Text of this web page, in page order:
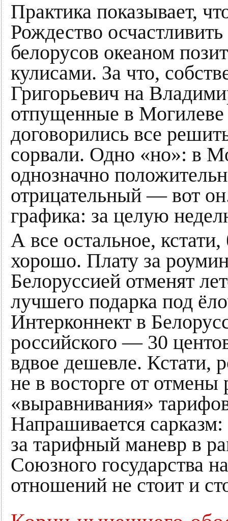
Практика показывает,
Рождество
белорусов океаном
кулисами. За что,
Григорьевич на
отпущенные в
договорились все
сорвали. Одно «но»: в
однозначно
отрицательный — вот
графика: за целую
А все остальное,
хорошо. Плату за
Белоруссией отменят
лучшего подарка под
Интерконнект в
российского — 30
вдвое дешевле. Кстати,
не в восторге от отмены
«выравнивания»
Напрашивается
за тарифный маневр в
Союзного государства
отношений не стоит и